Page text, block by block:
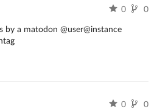
0 0
by a matodon @user@instance
0 0